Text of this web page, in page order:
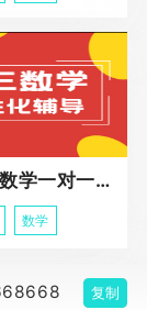
渭南高考数学一对一个性化辅导课程
数学
复制